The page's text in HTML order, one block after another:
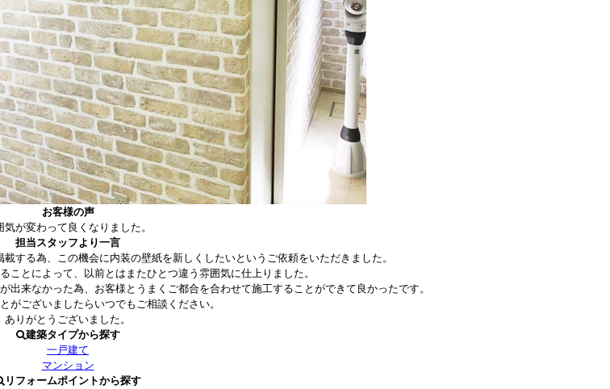
お客様の声
気が変わって良くなりました。
担当スタッフより一言
する為、この機会に内装の壁紙を新しくしたいというご依頼をいただきました。
ことによって、以前とはまたひとつ違う雰囲気に仕上りました。
来なかった為、お客様とうまくご都合を合わせて施工することができて良かったです。
がございましたらいつでもご相談ください。
ありがとうございました。
建築タイプから探す
一戸建て
マンション
リフォームポイントから探す